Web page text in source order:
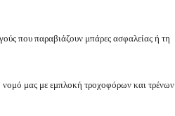
που παραβιάζουν μπάρες ασφαλείας ή τη
μας με εμπλοκή τροχοφόρων και τρένων